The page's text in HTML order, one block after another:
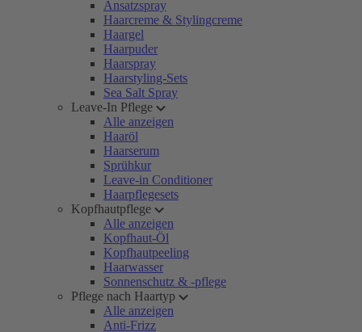
Ansatzspray
Haarcreme & Stylingcreme
Haargel
Haarpuder
Haarspray
Haarstyling-Sets
Sea Salt Spray
Leave-In Pflege
Alle anzeigen
Haaröl
Haarserum
Sprühkur
Leave-in Conditioner
Haarpflegesets
Kopfhautpflege
Alle anzeigen
Kopfhaut-Öl
Kopfhautpeeling
Haarwasser
Sonnenschutz & -pflege
Pflege nach Haartyp
Alle anzeigen
Anti-Frizz